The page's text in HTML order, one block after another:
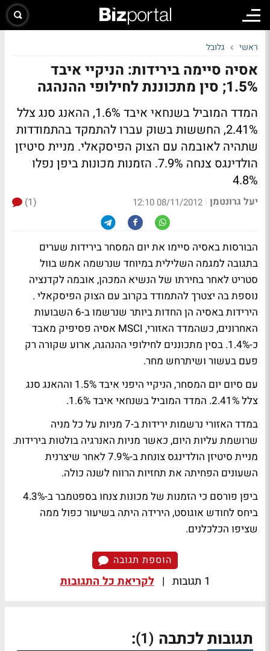
ראשי גלובל
אסיה סיימה בירידות: הניקיי איבד
1.5%; סין מתכוננת לחילופי ההנהגה
המדד המוביל בשנחאי איבד 1.6%, ההאנג סנג צלל
2.41%, החששות בשוק עברו להתמקד בהתמודדות
שתהיה לאובמה עם הצוק הפיסקאלי. מניית סיטיזן
הולדינגס צנחה 7.9%. הזמנות מכונות ביפן נפלו
4.8%
יעל גרונטמן |
08/11/2012 12:10
(1)
הבורסות באסיה סיימו את יום המסחר בירידות שערים
בתגובה למגמה השלילית במיוחד שנרשמה אמש בוול
סטריט לאחר בחירתו של הנשיא המכהן, אובמה לקדנציה
נוספת בה יצטרך להתמודד בקרוב עם הצוק הפיסקאלי .
הירידות באסיה הן החדות ביותר שנרשמו ב-6 השבועות
האחרונים, כשהמדד האזורי, MSCI אסיה פסיפיק מאבד
כ-1.4%. בסין מתכוננים לחילופי ההנהגה, ארוע שקורה רק
פעם בעשור ושיתרחש מחר.
עם סיום יום המסחר, הניקיי היפני איבד 1.5% וההאנג סנג
צלל 2.41%. המדד המוביל בשנחאי איבד 1.6%.
במדד האזורי נרשמות ירידות ב-7 מניות על כל מניה
שרושמת עליות היום, כאשר מניות האנרגיה בולטות בירידות.
מניית סיטיזן הולדינגס צונחת ב-7.9% לאחר שיצרנית
השעונים הפחיתה את תחזיות הרווח לשנה כולה.
ביפן פורסם כי הזמנות של מכונות צנחו בספטמבר ב-4.3%
ביחס לחודש אוגוסט, הירידה היתה בשיעור כפול ממה
שציפו הכלכלנים.
הוספת תגובה
1 תגובות | לקריאת כל התגובות
תגובות לכתבה (1)
: